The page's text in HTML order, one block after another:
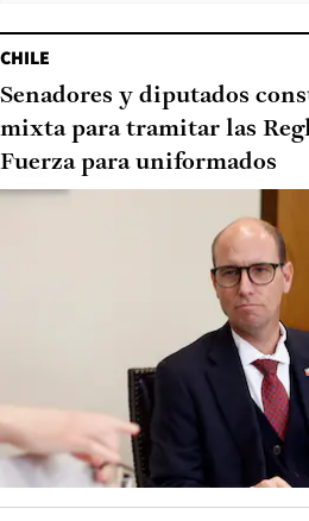
CHILE
Senadores y diputados
mixta para tramitar las
Fuerza para uniformados